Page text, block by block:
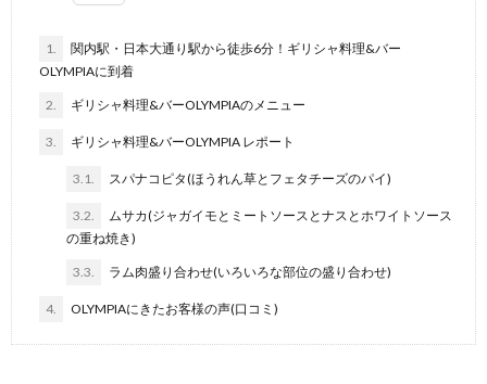
1.
関内駅・日本大通り駅から徒歩6分！ギリシャ料理&バー
OLYMPIAに到着
2. ギリシャ料理&バーOLYMPIAのメニュー
3. ギリシャ料理&バーOLYMPIA レポート
3.1. スパナコピタ(ほうれん草とフェタチーズのパイ)
3.2.
ムサカ(ジャガイモとミートソースとナスとホワイトソース
の重ね焼き)
3.3. ラム肉盛り合わせ(いろいろな部位の盛り合わせ)
4. OLYMPIAにきたお客様の声(口コミ)